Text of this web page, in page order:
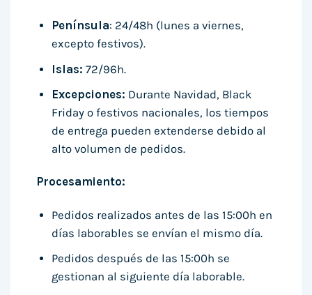
Península: 24/48h (lunes a viernes,
excepto festivos).
Islas: 72/96h.
Excepciones: Durante Navidad, Black
Friday o festivos nacionales, los tiempos
de entrega pueden extenderse debido al
alto volumen de pedidos.
Procesamiento:
Pedidos realizados antes de las 15:00h en
días laborables se envían el mismo día.
Pedidos después de las 15:00h se
gestionan al siguiente día laborable.